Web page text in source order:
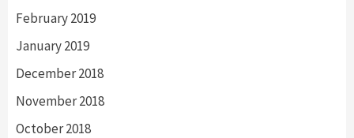
February 2019
January 2019
December 2018
November 2018
October 2018